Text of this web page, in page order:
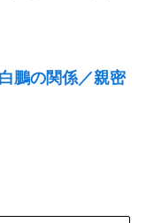
鵬の関係／親密